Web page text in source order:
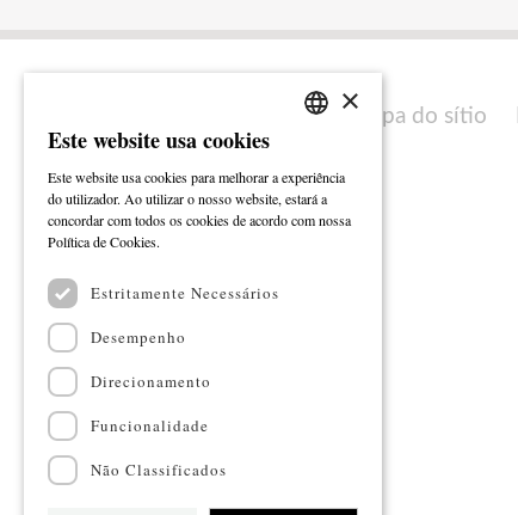
Mapa do sítio
ENGLISH
×
Este website usa cookies
Este website usa cookies para melhorar a experiência
do utilizador. Ao utilizar o nosso website, estará a
concordar com todos os cookies de acordo com nossa
Política de Cookies.
Estritamente Necessários
Desempenho
Direcionamento
Funcionalidade
Não Classificados